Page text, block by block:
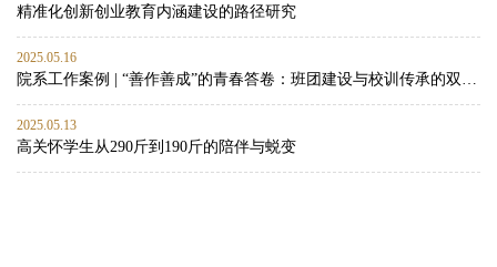
精准化创新创业教育内涵建设的路径研究
2025.05.16
院系工作案例 | “善作善成”的青春答卷：班团建设与校训传承的双向赋能实践
2025.05.13
高关怀学生从290斤到190斤的陪伴与蜕变